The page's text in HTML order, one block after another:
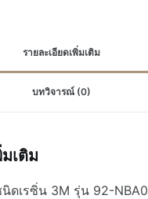
รายละเอียดเพิ่มเติม
บทวิจารณ์ (0)
เติม
ดเรซิ่น 3M รุ่น 92-NBA0